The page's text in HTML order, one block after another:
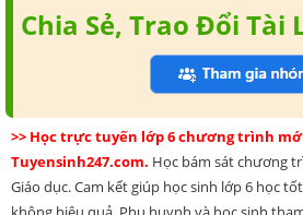
Chia Sẻ, Trao Đổi Tài
>> Học trực tuyến lớp 6 chương trình
Tuyensinh247.com. Học bám sát chương
Giáo dục. Cam kết giúp học sinh lớp 6 học